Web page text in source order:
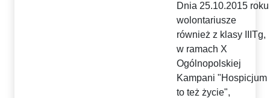
Dnia 25.10.2015 roku
wolontariusze
również z klasy IIITg,
w ramach X
Ogólnopolskiej
Kampani "Hospicjum
to też życie",